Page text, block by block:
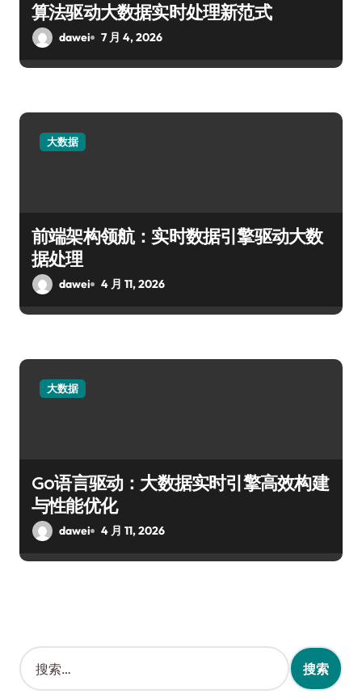
算法驱动大数据实时处理新范式
dawei 7 月 4, 2026
大数据
前端架构领航：实时数据引擎驱动大数
据处理
dawei 4 月 11, 2026
大数据
Go语言驱动：大数据实时引擎高效构建
与性能优化
dawei 4 月 11, 2026
搜
索
：